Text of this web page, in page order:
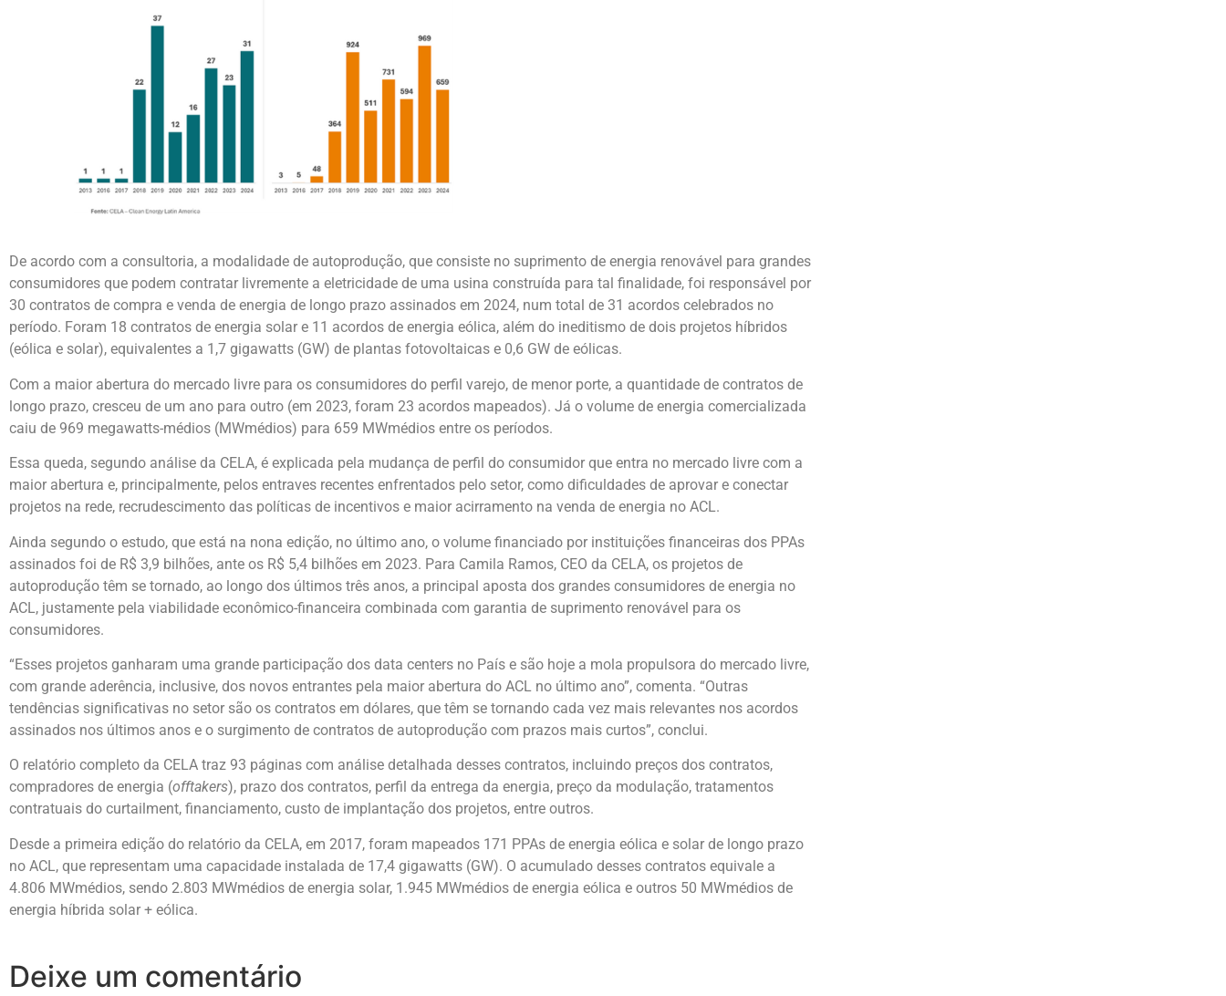
De acordo com a consultoria, a modalidade de autoprodução, que consiste no suprimento de energia renovável para grandes
consumidores que podem contratar livremente a eletricidade de uma usina construída para tal finalidade, foi responsável por
30 contratos de compra e venda de energia de longo prazo assinados em 2024, num total de 31 acordos celebrados no
período. Foram 18 contratos de energia solar e 11 acordos de energia eólica, além do ineditismo de dois projetos híbridos
(eólica e solar), equivalentes a 1,7 gigawatts (GW) de plantas fotovoltaicas e 0,6 GW de eólicas.
Com a maior abertura do mercado livre para os consumidores do perfil varejo, de menor porte, a quantidade de contratos de
longo prazo, cresceu de um ano para outro (em 2023, foram 23 acordos mapeados). Já o volume de energia comercializada
caiu de 969 megawatts-médios (MWmédios) para 659 MWmédios entre os períodos.
Essa queda, segundo análise da CELA, é explicada pela mudança de perfil do consumidor que entra no mercado livre com a
maior abertura e, principalmente, pelos entraves recentes enfrentados pelo setor, como dificuldades de aprovar e conectar
projetos na rede, recrudescimento das políticas de incentivos e maior acirramento na venda de energia no ACL.
Ainda segundo o estudo, que está na nona edição, no último ano, o volume financiado por instituições financeiras dos PPAs
assinados foi de R$ 3,9 bilhões, ante os R$ 5,4 bilhões em 2023. Para Camila Ramos, CEO da CELA, os projetos de
autoprodução têm se tornado, ao longo dos últimos três anos, a principal aposta dos grandes consumidores de energia no
ACL, justamente pela viabilidade econômico-financeira combinada com garantia de suprimento renovável para os
consumidores.
“Esses projetos ganharam uma grande participação dos data centers no País e são hoje a mola propulsora do mercado livre,
com grande aderência, inclusive, dos novos entrantes pela maior abertura do ACL no último ano”, comenta. “Outras
tendências significativas no setor são os contratos em dólares, que têm se tornando cada vez mais relevantes nos acordos
assinados nos últimos anos e o surgimento de contratos de autoprodução com prazos mais curtos”, conclui.
O relatório completo da CELA traz 93 páginas com análise detalhada desses contratos, incluindo preços dos contratos,
compradores de energia (offtakers), prazo dos contratos, perfil da entrega da energia, preço da modulação, tratamentos
contratuais do curtailment, financiamento, custo de implantação dos projetos, entre outros.
Desde a primeira edição do relatório da CELA, em 2017, foram mapeados 171 PPAs de energia eólica e solar de longo prazo
no ACL, que representam uma capacidade instalada de 17,4 gigawatts (GW). O acumulado desses contratos equivale a
4.806 MWmédios, sendo 2.803 MWmédios de energia solar, 1.945 MWmédios de energia eólica e outros 50 MWmédios de
energia híbrida solar + eólica.
Deixe um comentário